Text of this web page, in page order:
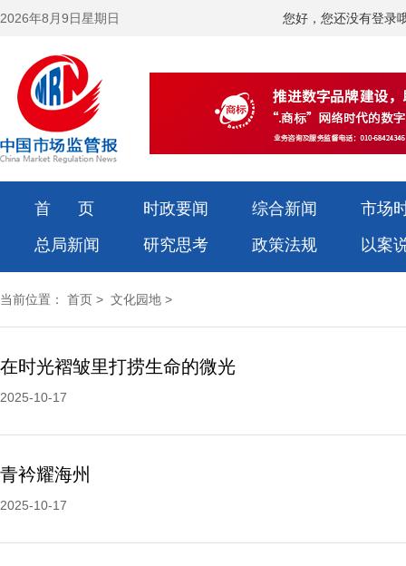
2026年8月9日星期日 您好，您还没有登录
首 页 时政要闻 综合新闻
市场
总局新闻
研究思考 政策法规 以案
当前位置： 首页 > 文化园地 >
在时光褶皱里打捞生命的微光
2025-10-17
青衿耀海州
2025-10-17